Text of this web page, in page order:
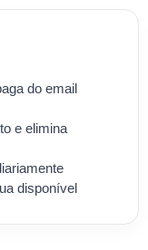
do email
e elimina
disponível